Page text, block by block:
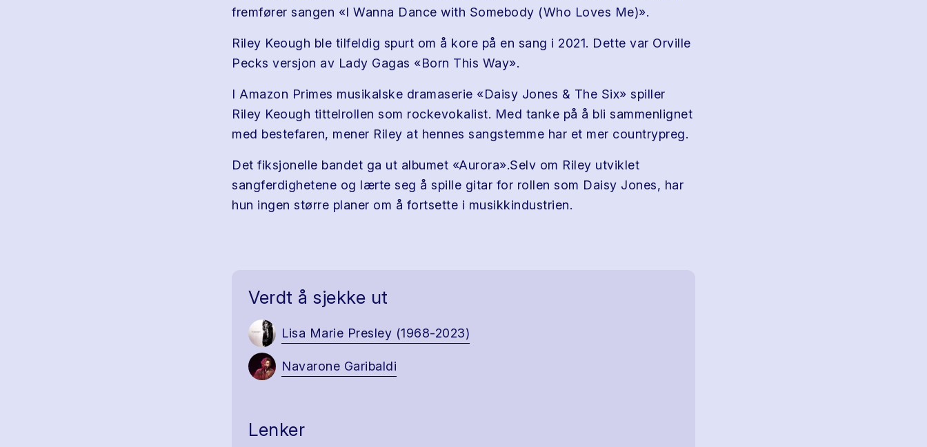
fremfører sangen «I Wanna Dance with Somebody (Who Loves Me)».
Riley Keough ble tilfeldig spurt om å kore på en sang i 2021. Dette var Orville
Pecks versjon av Lady Gagas «Born This Way».
I Amazon Primes musikalske dramaserie «Daisy Jones & The Six» spiller
Riley Keough tittelrollen som rockevokalist. Med tanke på å bli sammenlignet
med bestefaren, mener Riley at hennes sangstemme har et mer countrypreg.
Det fiksjonelle bandet ga ut albumet «Aurora».Selv om Riley utviklet
sangferdighetene og lærte seg å spille gitar for rollen som Daisy Jones, har
hun ingen større planer om å fortsette i musikkindustrien.
Verdt å sjekke ut
Lisa Marie Presley (1968-2023)
Navarone Garibaldi
Lenker